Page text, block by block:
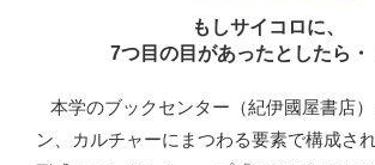
もしサイコロに、
7つ目の目があったとしたら・
本学のブックセンター（紀伊國屋書店
ン、カルチャーにまつわる要素で構成さ